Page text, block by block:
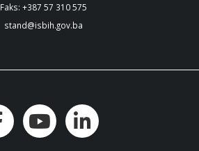
Faks: +387 57 310 575
stand@isbih.gov.ba